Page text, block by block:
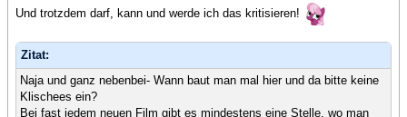
Und trotzdem darf, kann und werde ich das kritisieren!
Zitat:
Naja und ganz nebenbei- Wann baut man mal hier und da bitte keine
Klischees ein?
Bei fast jedem neuen Film gibt es mindestens eine Stelle, wo man